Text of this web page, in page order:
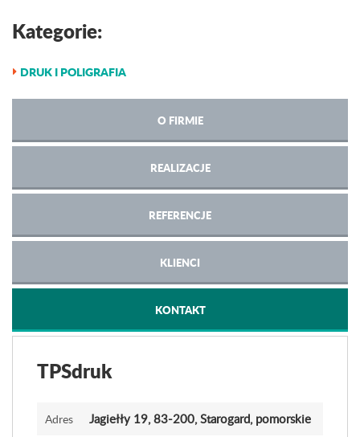
Kategorie:
DRUK I POLIGRAFIA
O FIRMIE
REALIZACJE
REFERENCJE
KLIENCI
KONTAKT
TPSdruk
Adres Jagiełły 19, 83-200, Starogard, pomorskie